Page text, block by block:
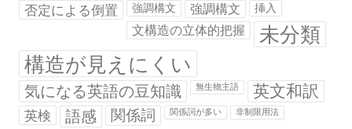
否定による倒置 強調構文 強調構文 挿入
文構造の立体的把握 未分類
構造が見えにくい
気になる英語の豆知識 無生物主語 英文和訳
英検 語感 関係詞 関係詞が多い 非制限用法